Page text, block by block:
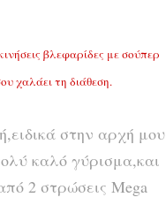
βλεφαρίδες με σούπερ
χαλάει τη διάθεση.
στην αρχή μου
καλό γύρισμα,και
2 στρώσεις Mega